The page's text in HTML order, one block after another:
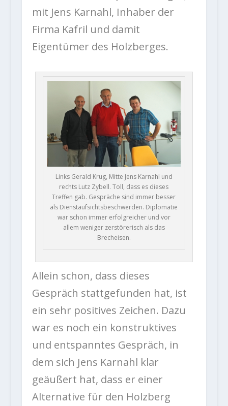
mit Jens Karnahl, Inhaber der
Firma Kafril und damit
Eigentümer des Holzberges.
Links Gerald Krug, Mitte Jens Karnahl und
rechts Lutz Zybell. Toll, dass es dieses
Treffen gab. Gespräche sind immer besser
als Dienstaufsichtsbeschwerden. Diplomatie
war schon immer erfolgreicher und vor
allem weniger zerstörerisch als das
Brecheisen.
Allein schon, dass dieses
Gespräch stattgefunden hat, ist
ein sehr positives Zeichen. Dazu
war es noch ein konstruktives
und entspanntes Gespräch, in
dem sich Jens Karnahl klar
geäußert hat, dass er einer
Alternative für den Holzberg